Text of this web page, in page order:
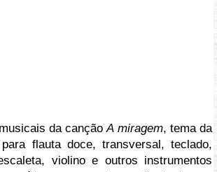
da cançãoA miragem, tema da
flauta doce, transversal, teclado,
violino e outros instrumentos